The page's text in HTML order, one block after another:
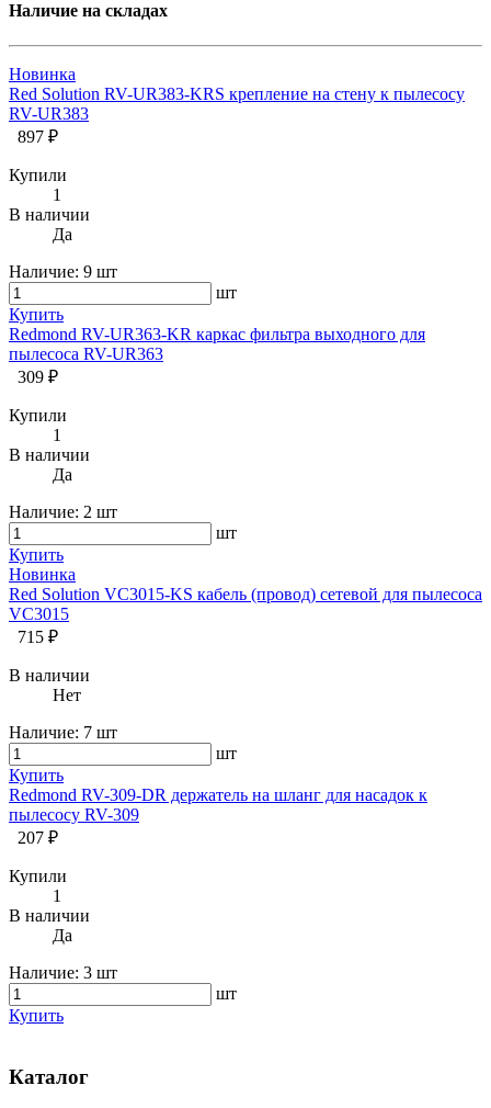
Наличие на складах
Новинка
Red Solution RV-UR383-KRS крепление на стену к пылесосу
RV-UR383
897 ₽
Купили
1
В наличии
Да
Наличие: 9 шт
шт
Купить
Redmond RV-UR363-KR каркас фильтра выходного для
пылесоса RV-UR363
309 ₽
Купили
1
В наличии
Да
Наличие: 2 шт
шт
Купить
Новинка
Red Solution VC3015-KS кабель (провод) сетевой для пылесоса
VC3015
715 ₽
В наличии
Нет
Наличие: 7 шт
шт
Купить
Redmond RV-309-DR держатель на шланг для насадок к
пылесосу RV-309
207 ₽
Купили
1
В наличии
Да
Наличие: 3 шт
шт
Купить
Каталог